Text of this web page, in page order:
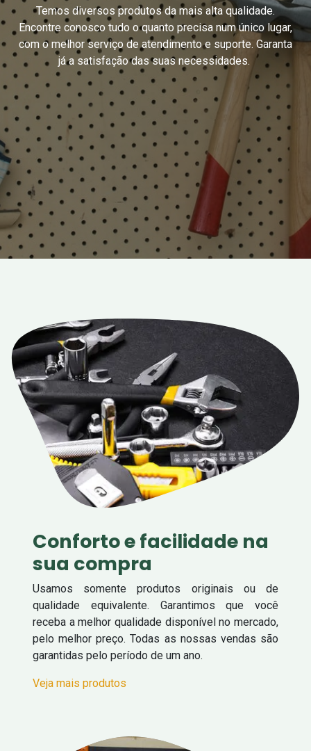
Temos diversos produtos da mais alta qualidade.
Encontre conosco tudo o quanto precisa num único lugar,
com o melhor serviço de atendimento e suporte. Garanta
já a satisfação das suas necessidades.
Conforto e facilidade na
sua compra
Usamos somente produtos originais ou de
qualidade equivalente. Garantimos que você
receba a melhor qualidade disponível no mercado,
pelo melhor preço. Todas as nossas vendas são
garantidas pelo período de um ano.
Veja mais produtos